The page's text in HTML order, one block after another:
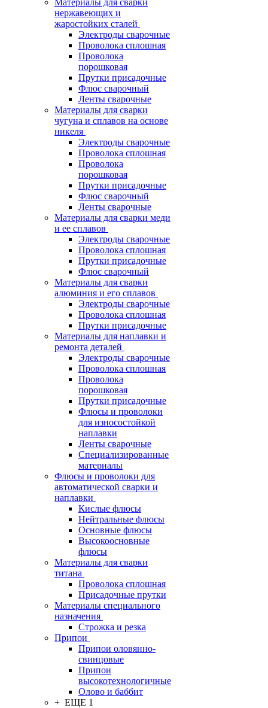
Материалы для сварки
нержавеющих и
жаростойких сталей
Электроды сварочные
Проволока сплошная
Проволока
порошковая
Прутки присадочные
Флюс сварочный
Ленты сварочные
Материалы для сварки
чугуна и сплавов на основе
никеля
Электроды сварочные
Проволока сплошная
Проволока
порошковая
Прутки присадочные
Флюс сварочный
Ленты сварочные
Материалы для сварки меди
и ее сплавов
Электроды сварочные
Проволока сплошная
Прутки присадочные
Флюс сварочный
Материалы для сварки
алюминия и его сплавов
Электроды сварочные
Проволока сплошная
Прутки присадочные
Материалы для наплавки и
ремонта деталей
Электроды сварочные
Проволока сплошная
Проволока
порошковая
Прутки присадочные
Флюсы и проволоки
для износостойкой
наплавки
Ленты сварочные
Специализированные
материалы
Флюсы и проволоки для
автоматической сварки и
наплавки
Кислые флюсы
Нейтральные флюсы
Основные флюсы
Высокоосновные
флюсы
Материалы для сварки
титана
Проволока сплошная
Присадочные прутки
Материалы специального
назначения
Строжка и резка
Припои
Припои оловянно-
свинцовые
Припои
высокотехнологичные
Олово и баббит
+ ЕЩЕ 1